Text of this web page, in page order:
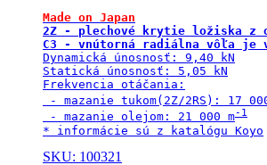
Made on Japan
2Z - plechové krytie ložiska z
C3 - vnútorná radiálna vôľa je
Dynamická únosnosť: 9,40 kN
Statická únosnosť: 5,05 kN
Frekvencia otáčania:
- mazanie tukom(2Z/2RS): 17
- mazanie olejom: 21 000 m
* informácie sú z katalógu Koyo
SKU: 100321